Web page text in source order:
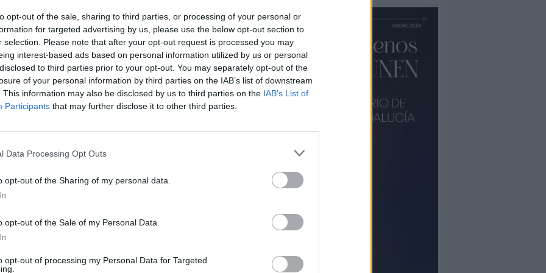
opt-out of the sale, sharing to third parties, or processing of your personal or
for targeted advertising by us, please use the below opt-out section to
selection. Please note that after your opt-out request is processed you may
interest-based ads based on personal information utilized by us or personal
to third parties prior to your opt-out. You may separately opt-out of the
of your personal information by third parties on the IAB’s list of downstream
This information may also be disclosed by us to third parties on the IAB’s List of
Participants that may further disclose it to other third parties.
Data Processing Opt Outs
opt-out of the Sharing of my personal data.
opt-out of the Sale of my Personal Data.
opt-out of processing my Personal Data for Targeted
Científicas (CSIC) ha demostrado que
principales polinizadores al principio de la
sur de la península Ibérica, son particularmente
del organismo público colgado en su web. El
Puede inferirse que si la época en la que
calurosa de lo normal su función se vería
años ponen de relieve el papel fundamental de
especialmente por el beneficio que aportan a
la sierra jiennense se ha publicado en la revista
proyecto europeo Sumhal (Sustainability for
LifeWatch ERIC), que pretende contribuir
el Mediterráneo occidental. El CSIC aporta como
existen más de 1.100 especies diferentes de
que determinan l apresencia más o menos
insectos en diferentes momentos del año.
liderado la Estación Biológica de Doñana (EBD-